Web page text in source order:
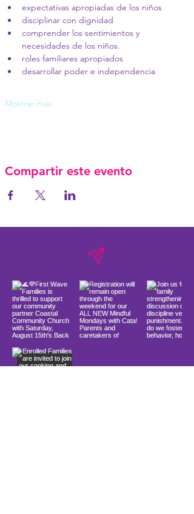
expectativas apropiadas de los niños
disciplinar con dignidad
comprender los sentimientos y
necesidades de los niños.
roles familiares apropiados
desarrollar poder e independencia
Mostrar más
Compartir este evento